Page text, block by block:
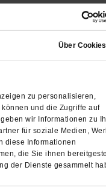
Über Cookies
zu personalisieren,
und die Zugriffe auf
wir Informationen zu
für soziale Medien,
diese Informationen
die Sie ihnen
der Dienste gesammelt
über die richtigen